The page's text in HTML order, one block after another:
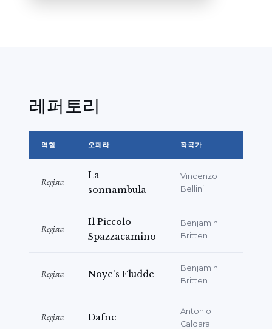
Lorenzo에서의
Teatro Goldoni가 추진한
"La Mostra del
Teatro"페스티벌의 부대 행사를 조율하기도 했
주요 도시)에서 활발히 활동하는 한편, 해외에서
도 자주 작업하며(바르셀로나, 파리, 리옹, 몬트리
국제 페스티벌(Buxton, 아테네, 함부르크, 브뤼셀,
)에 참가했다. 또한 유로-지중해 문화 프
로젝트의 틀 안에서, 여러 행사 중에서도티라나
레퍼토리
역할 오페라 작곡가
Regista
La
sonnambula
Vincenzo
Bellini
Regista
Il Piccolo
Spazzacamino
Benjamin
Britten
Regista Noye's Fludde
Benjamin
Britten
Regista Dafne
Antonio
Caldara